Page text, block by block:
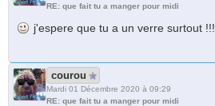
RE: que fait tu a manger pour midi
j'espere que tu a un verre surtout !!!
courou
Mardi 01 Décembre 2020 à 09:29
RE: que fait tu a manger pour midi